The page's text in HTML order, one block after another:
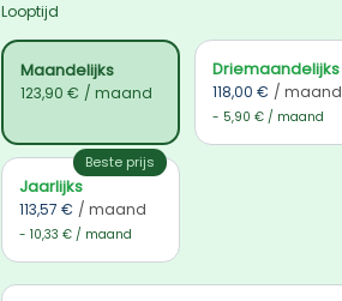
Looptijd
Maandelijks
123,90 € / maand
Driemaandelijks
118,00 € / maand
- 5,90 € / maand
Beste prijs
Jaarlijks
113,57 € / maand
- 10,33 € / maand